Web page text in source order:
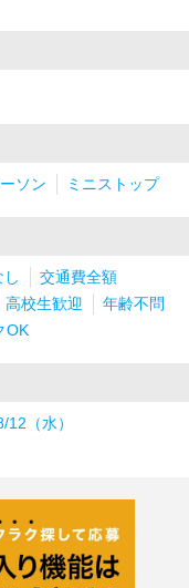
ソン ミニストップ
し
交通費全額
高校生歓迎
年齢不問
OK
12（水）